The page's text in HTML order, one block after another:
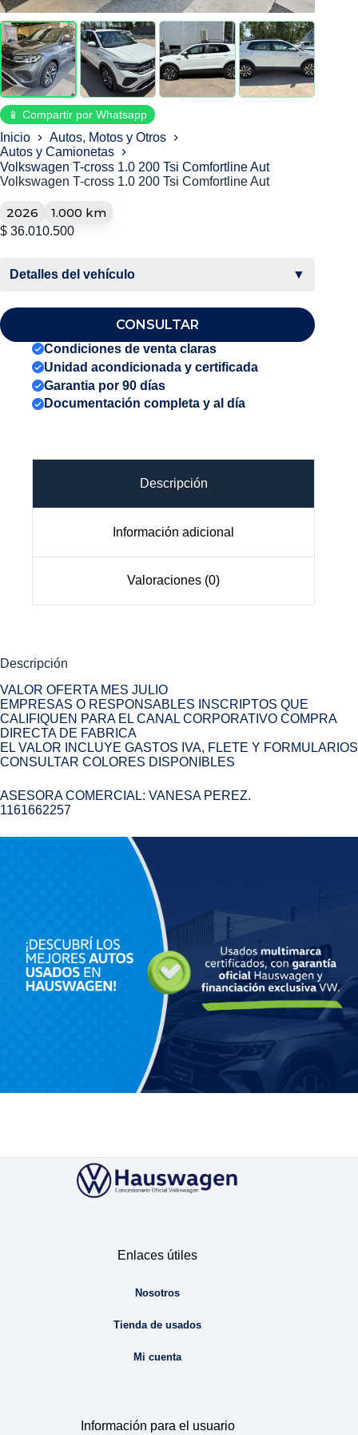
📱 Compartir por Whatsapp
Inicio
Autos, Motos y Otros
Autos y Camionetas
Volkswagen T-cross 1.0 200 Tsi Comfortline Aut
Volkswagen T-cross 1.0 200 Tsi Comfortline Aut
2026 1.000 km
$ 36.010.500
Detalles del vehículo ▼
CONSULTAR
Condiciones de venta claras
Unidad acondicionada y certificada
Garantia por 90 días
Documentación completa y al día
Descripción
Información adicional
Valoraciones (0)
Descripción
VALOR OFERTA MES JULIO
EMPRESAS O RESPONSABLES INSCRIPTOS QUE
CALIFIQUEN PARA EL CANAL CORPORATIVO COMPRA
DIRECTA DE FABRICA
EL VALOR INCLUYE GASTOS IVA, FLETE Y FORMULARIOS
CONSULTAR COLORES DISPONIBLES
ASESORA COMERCIAL: VANESA PEREZ.
1161662257
Enlaces útiles
Nosotros
Tienda de usados
Mi cuenta
Información para el usuario